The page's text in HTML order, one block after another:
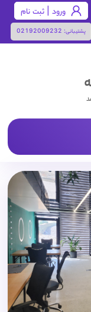
پشتیبانی: 02192009232
ورود | ثبت نام